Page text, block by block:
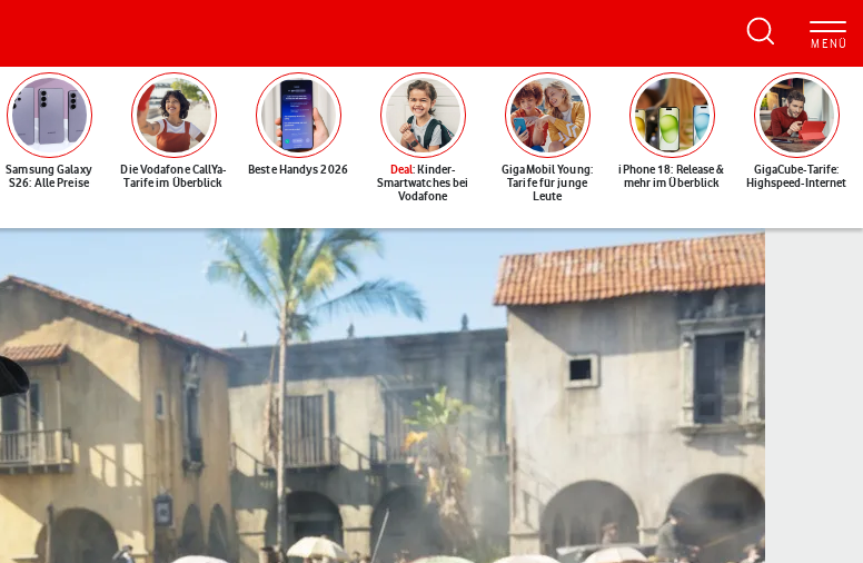
Samsung Galaxy
S26: Alle Preise
Die Vodafone CallYa-
Tarife im Überblick
Beste Handys 2026 Deal: Kinder-
Smartwatches bei
Vodafone
GigaMobil Young:
Tarife für junge
Leute
iPhone 18: Release &
mehr im Überblick
GigaCube-Tarife:
Highspeed-Internet